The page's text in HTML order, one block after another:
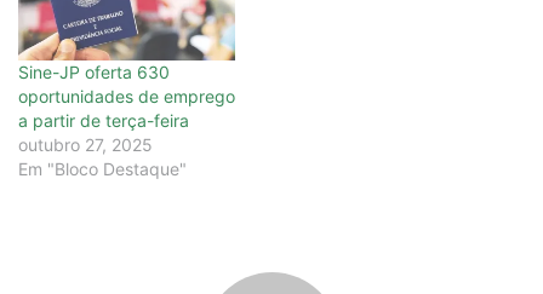
Sine-JP oferta 630
oportunidades de emprego
a partir de terça-feira
outubro 27, 2025
Em "Bloco Destaque"